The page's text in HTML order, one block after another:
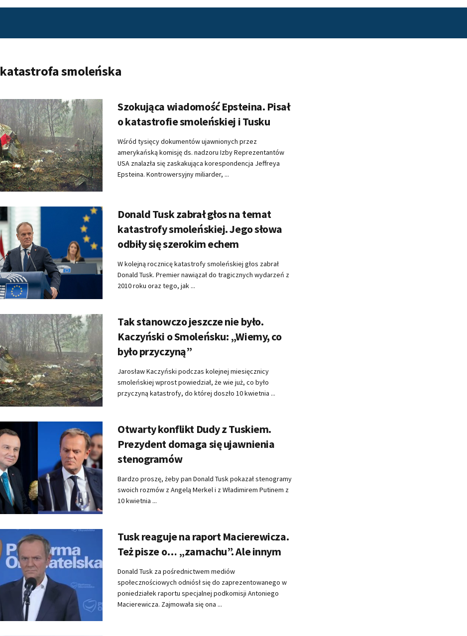
katastrofa smoleńska
Szokująca wiadomość Epsteina. Pisał
o katastrofie smoleńskiej i Tusku
Wśród tysięcy dokumentów ujawnionych przez
amerykańską komisję ds. nadzoru Izby Reprezentantów
USA znalazła się zaskakująca korespondencja Jeffreya
Epsteina. Kontrowersyjny miliarder, ...
Donald Tusk zabrał głos na temat
katastrofy smoleńskiej. Jego słowa
odbiły się szerokim echem
W kolejną rocznicę katastrofy smoleńskiej głos zabrał
Donald Tusk. Premier nawiązał do tragicznych wydarzeń z
2010 roku oraz tego, jak ...
Tak stanowczo jeszcze nie było.
Kaczyński o Smoleńsku: „Wiemy, co
było przyczyną”
Jarosław Kaczyński podczas kolejnej miesięcznicy
smoleńskiej wprost powiedział, że wie już, co było
przyczyną katastrofy, do której doszło 10 kwietnia ...
Otwarty konflikt Dudy z Tuskiem.
Prezydent domaga się ujawnienia
stenogramów
Bardzo proszę, żeby pan Donald Tusk pokazał stenogramy
swoich rozmów z Angelą Merkel i z Władimirem Putinem z
10 kwietnia ...
Tusk reaguje na raport Macierewicza.
Też pisze o… „zamachu”. Ale innym
Donald Tusk za pośrednictwem mediów
społecznościowych odniósł się do zaprezentowanego w
poniedziałek raportu specjalnej podkomisji Antoniego
Macierewicza. Zajmowała się ona ...